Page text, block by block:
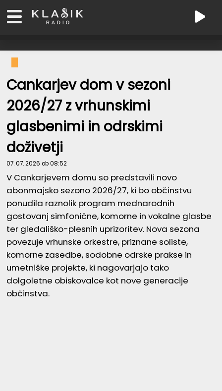
Cankarjev dom v sezoni
2026/27 z vrhunskimi
glasbenimi in odrskimi
doživetji
07. 07. 2026 ob 08:52
V Cankarjevem domu so predstavili novo
abonmajsko sezono 2026/27, ki bo občinstvu
ponudila raznolik program mednarodnih
gostovanj simfonične, komorne in vokalne glasbe
ter gledališko-plesnih uprizoritev. Nova sezona
povezuje vrhunske orkestre, priznane soliste,
komorne zasedbe, sodobne odrske prakse in
umetniške projekte, ki nagovarjajo tako
dolgoletne obiskovalce kot nove generacije
občinstva.